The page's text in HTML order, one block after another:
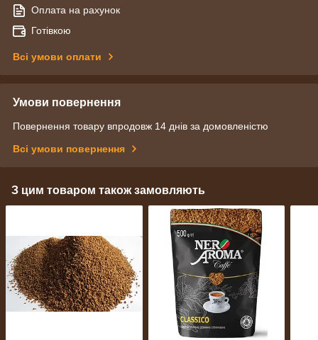
Оплата на рахунок
Готівкою
Всі умови оплати
Умови повернення
Повернення товару впродовж 14 днів за домовленістю
Всі умови повернення
З цим товаром також замовляють